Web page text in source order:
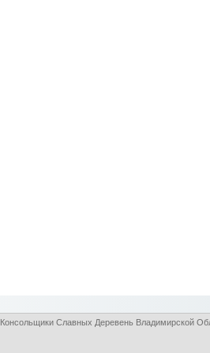
Консольщики Славных Деревень Владимирской